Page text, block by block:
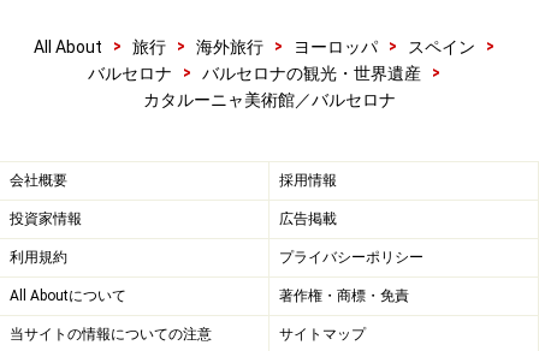
アート鑑賞の後は、周辺散策
モンジュイックの丘にはミロ美術館や要塞もある
カタルーニャ美術館は、モンジュイックの麓にあるの
で、美術館の入り口付近からスペイン広場を前面にした
バルセロナの街が見渡せます。天気のいい日は、まるで
All About > 旅行 > 海外旅行 > ヨーロッパ > スペイン
>
バルセロナ
> バルセロナの観光・世界遺産
>
カタルーニャ美術館／バルセロナ
会社概要 採用情報
投資家情報 広告掲載
利用規約 プライバシーポリシー
All Aboutについて 著作権・商標・免責
当サイトの情報についての注意 サイトマップ